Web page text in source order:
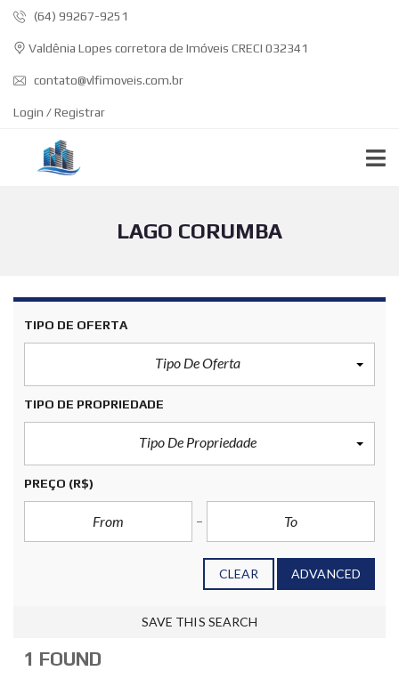
(64) 99267-9251
Valdênia Lopes corretora de Imóveis CRECI 032341
contato@vlfimoveis.com.br
Login / Registrar
LAGO CORUMBA
TIPO DE OFERTA
Tipo De Oferta
TIPO DE PROPRIEDADE
Tipo De Propriedade
PREÇO (R$)
CLEAR ADVANCED
SAVE THIS SEARCH
1 FOUND